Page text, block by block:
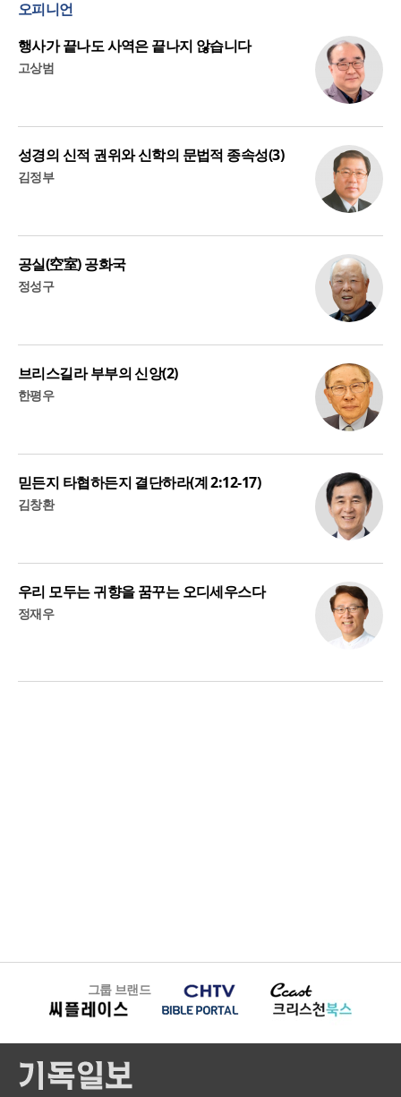
오피니언
행사가 끝나도 사역은 끝나지 않습니다
고상범
성경의 신적 권위와 신학의 문법적 종속성(3)
김정부
공실(空室) 공화국
정성구
브리스길라 부부의 신앙(2)
한평우
믿든지 타협하든지 결단하라(계 2:12-17)
김창환
우리 모두는 귀향을 꿈꾸는 오디세우스다
정재우
그룹 브랜드